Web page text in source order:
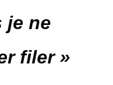
je ne
filer »